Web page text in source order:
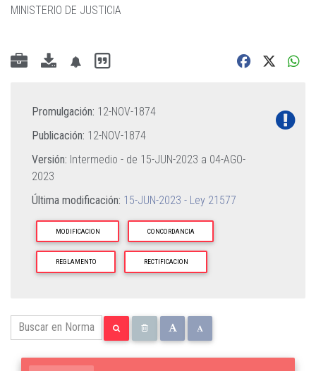
MINISTERIO DE JUSTICIA
Promulgación: 12-NOV-1874
Publicación: 12-NOV-1874
Versión: Intermedio - de 15-JUN-2023 a 04-AGO-
2023
Última modificación: 15-JUN-2023 - Ley 21577
MODIFICACION CONCORDANCIA
REGLAMENTO RECTIFICACION